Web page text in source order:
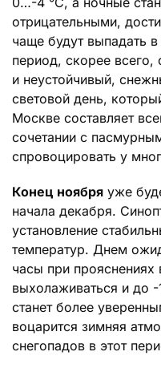
отрицательными,
чаще будут выпадать
период, скорее всего,
и неустойчивый,
световой день,
Москве составляет
сочетании с
спровоцировать у
Конец ноября уже
начала декабря.
установление
температур. Днем
часы при
выхолаживаться и до
станет более
воцарится зимняя
снегопадов в этот